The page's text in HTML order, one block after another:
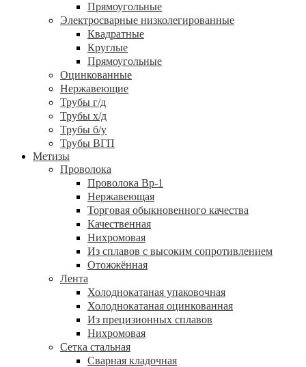
Прямоугольные
Электросварные низколегированные
Квадратные
Круглые
Прямоугольные
Оцинкованные
Нержавеющие
Трубы г/д
Трубы х/д
Трубы б/у
Трубы ВГП
Метизы
Проволока
Проволока Вр-1
Нержавеющая
Торговая обыкновенного качества
Качественная
Нихромовая
Из сплавов с высоким сопротивлением
Отожжённая
Лента
Холоднокатаная упаковочная
Холоднокатаная оцинкованная
Из прецизионных сплавов
Нихромовая
Сетка стальная
Сварная кладочная